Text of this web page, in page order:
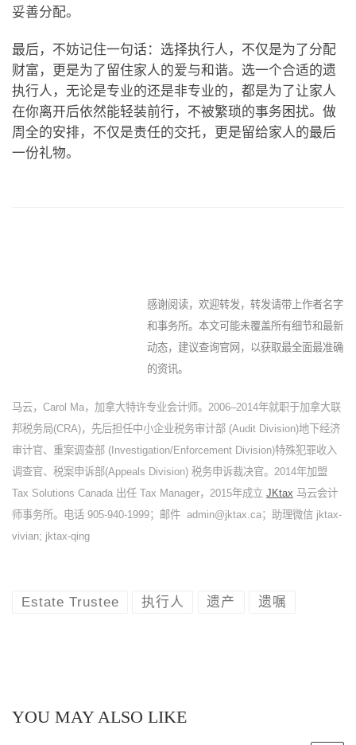
妥善分配。
最后，不妨记住一句话：选择执行人，不仅是为了分配
财富，更是为了留住家人的爱与和谐。选一个合适的遗
执行人，无论是专业的还是非专业的，都是为了让家人
在你离开后依然能轻装前行，不被繁琐的事务困扰。做
周全的安排，不仅是责任的交托，更是留给家人的最后
一份礼物。
感谢阅读，欢迎转发，转发请带上作者名字
和事务所。本文可能未覆盖所有细节和最新
动态，建议查询官网，以获取最全面最准确
的资讯。
马云，Carol Ma，加拿大特许专业会计师。2006–2014年就职于加拿大联
邦税务局(CRA)，先后担任中小企业税务审计部 (Audit Division)地下经济
审计官、重案调查部 (Investigation/Enforcement Division)特殊犯罪收入
调查官、税案申诉部(Appeals Division) 税务申诉裁决官。2014年加盟
Tax Solutions Canada 出任 Tax Manager，2015年成立 JKtax 马云会计
师事务所。电话 905-940-1999；邮件 admin@jktax.ca；助理微信 jktax-
vivian; jktax-qing
Estate Trustee 执行人 遗产 遗嘱
YOU MAY ALSO LIKE